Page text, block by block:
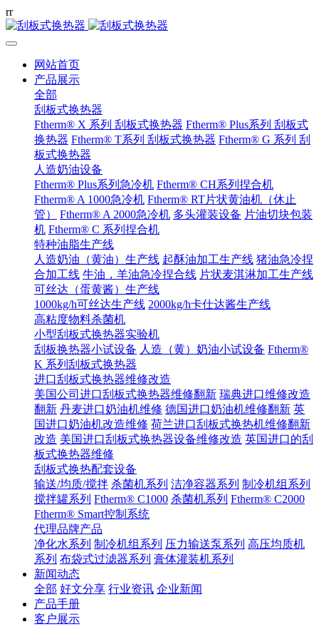
rr
网站首页
产品展示
全部
刮板式换热器
Ftherm® X 系列 刮板式换热器 Ftherm® Plus系列 刮板式
换热器 Ftherm® T系列 刮板式换热器 Ftherm® G 系列 刮
板式换热器
人造奶油设备
Ftherm® Plus系列急冷机 Ftherm® CH系列捏合机
Ftherm® A 1000急冷机 Ftherm® RT片状黄油机（休止
管）
Ftherm® A 2000急冷机 多头灌装设备 片油切块包装
机 Ftherm® C 系列捏合机
特种油脂生产线
人造奶油（黄油）生产线 起酥油加工生产线 猪油急冷捏
合加工线 牛油，羊油急冷捏合线 片状麦淇淋加工生产线
可丝达（蛋黄酱）生产线
1000kg/h可丝达生产线 2000kg/h卡仕达酱生产线
高粘度物料杀菌机
小型刮板式换热器实验机
刮板换热器小试设备 人造（黄）奶油小试设备 Ftherm®
K 系列刮板式换热器
进口刮板式换热器维修改造
美国公司进口刮板式换热器维修翻新 瑞典进口维修改造
翻新 丹麦进口奶油机维修 德国进口奶油机维修翻新 英
国进口奶油机改造维修 荷兰进口刮板式换热机维修翻新
改造 美国进口刮板式换热器设备维修改造 英国进口的刮
板式换热器维修
刮板式换热配套设备
输送/均质/搅拌 杀菌机系列 洁净容器系列 制冷机组系列
搅拌罐系列 Ftherm® C1000 杀菌机系列 Ftherm® C2000
Ftherm® Smart控制系统
代理品牌产品
净化水系列 制冷机组系列 压力输送泵系列 高压均质机
系列 布袋式过滤器系列 膏体灌装机系列
新闻动态
全部 好文分享 行业资讯 企业新闻
产品手册
客户展示